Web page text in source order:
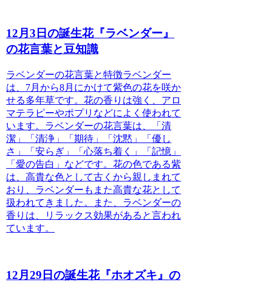
12月3日の誕生花『ラベンダー』
の花言葉と豆知識
ラベンダーの花言葉と特徴ラベンダー
は、7月から8月にかけて紫色の花を咲か
せる多年草です。花の香りは強く、アロ
マテラピーやポプリなどによく使われて
います。ラベンダーの花言葉は、「清
潔」「清浄」「期待」「沈黙」「優し
さ」「安らぎ」「心落ち着く」「記憶」
「愛の告白」などです。花の色である紫
は、高貴な色として古くから親しまれて
おり、ラベンダーもまた高貴な花として
扱われてきました。また、ラベンダーの
香りは、リラックス効果があると言われ
ています。
12月29日の誕生花『ホオズキ』の